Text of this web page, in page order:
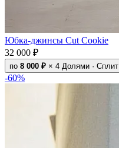
Юбка-джинсы Cut Cookie
32 000 ₽
по 8 000 ₽ × 4 Долями · Сплит
-60%